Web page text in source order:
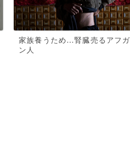
家族養うため…腎臓売るアフガ
ン人